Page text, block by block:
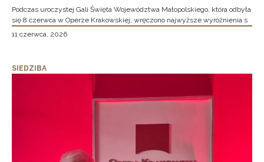
Podczas uroczystej Gali Święta Województwa Małopolskiego, która odbyła
się 8 czerwca w Operze Krakowskiej, wręczono najwyższe wyróżnienia s
11 czerwca, 2026
SIEDZIBA